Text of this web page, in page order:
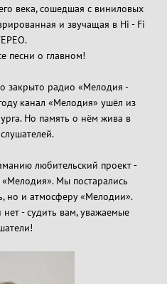
века, сошедшая с виниловых
и звучащая в Hi - Fi
песни о главном!
закрыто радио «Мелодия -
канал «Мелодия» ушёл из
Но память о нём жива в
любительский проект -
Мы постарались
но и атмосферу «Мелодии».
- судить вам, уважаемые